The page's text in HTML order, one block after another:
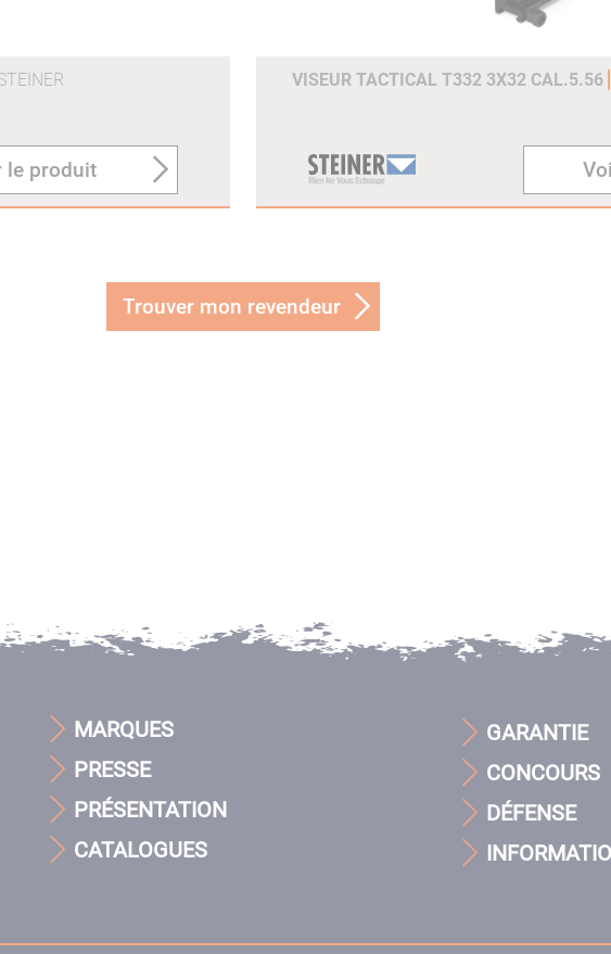
le produit
VISEUR TACTICAL T332 3X32 CAL.5.56
Trouver mon revendeur
MARQUES
PRESSE
PRÉSENTATION
CATALOGUES
GARANTIE
CONCOURS
DÉFENSE